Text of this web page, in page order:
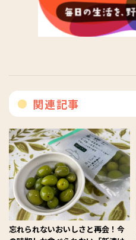
関連記事
忘れられないおいしさと再会！今